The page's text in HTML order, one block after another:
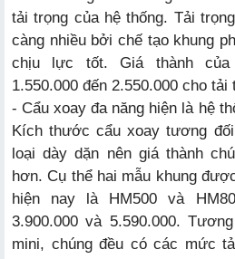
tải trọng của hệ thống. Tải
càng nhiều bởi chế tạo khung
chịu lực tốt. Giá thành
1.550.000 đến 2.550.000 cho
- Cẩu xoay đa năng hiện là hệ
Kích thước cẩu xoay tương
loại dày dặn nên giá thành
hơn. Cụ thể hai mẫu khung
hiện nay là HM500 và
3.900.000 và 5.590.000.
mini, chúng đều có các mức